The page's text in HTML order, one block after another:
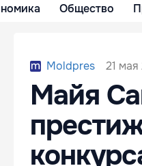
Общество
Moldpres 21
Майя